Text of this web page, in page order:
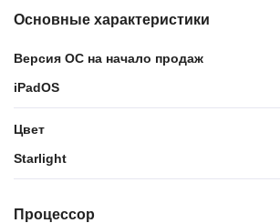
Основные характеристики
Версия ОС на начало продаж
iPadOS
Цвет
Starlight
Процессор